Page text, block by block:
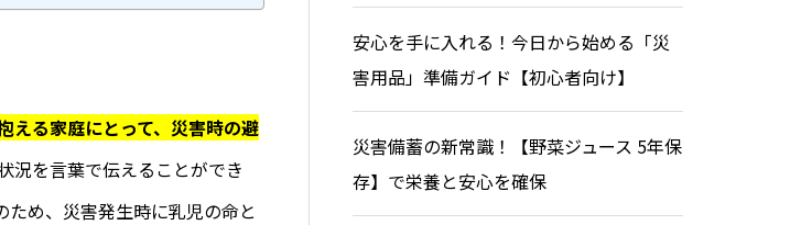
える家庭にとって、災害時の避
況を言葉で伝えることができ
め、災害発生時に乳児の命と
安心を手に入れる！今日から始める「災
害用品」準備ガイド【初心者向け】
災害備蓄の新常識！【野菜ジュース 5年保
存】で栄養と安心を確保